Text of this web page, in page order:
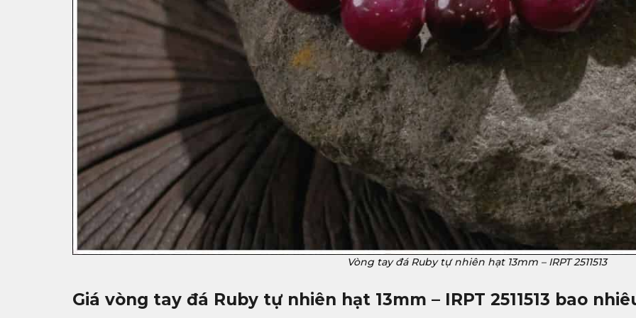
Vòng tay đá Ruby tự nhiên hạt 13mm – IRPT 2511513
Giá vòng tay đá Ruby tự nhiên hạt 13mm – IRPT 2511513 bao